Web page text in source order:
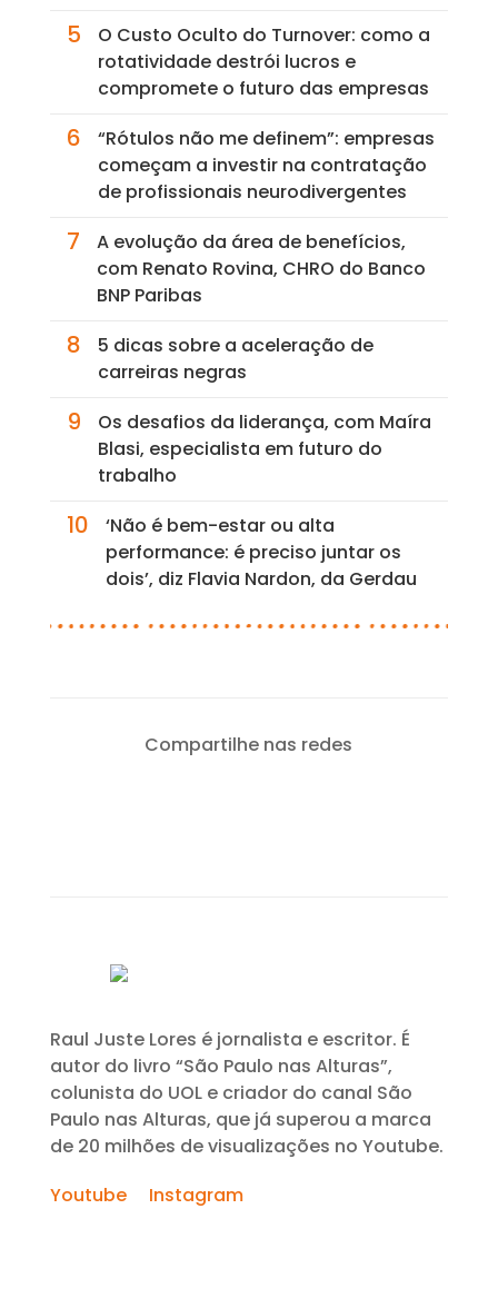
5
O Custo Oculto do Turnover: como a
rotatividade destrói lucros e
compromete o futuro das empresas
6
“Rótulos não me definem”: empresas
começam a investir na contratação
de profissionais neurodivergentes
7
A evolução da área de benefícios,
com Renato Rovina, CHRO do Banco
BNP Paribas
8
5 dicas sobre a aceleração de
carreiras negras
9
Os desafios da liderança, com Maíra
Blasi, especialista em futuro do
trabalho
10
‘Não é bem-estar ou alta
performance: é preciso juntar os
dois’, diz Flavia Nardon, da Gerdau
Compartilhe nas redes
Raul Juste Lores é jornalista e escritor. É
autor do livro “São Paulo nas Alturas”,
colunista do UOL e criador do canal São
Paulo nas Alturas, que já superou a marca
de 20 milhões de visualizações no Youtube.
Youtube
Instagram